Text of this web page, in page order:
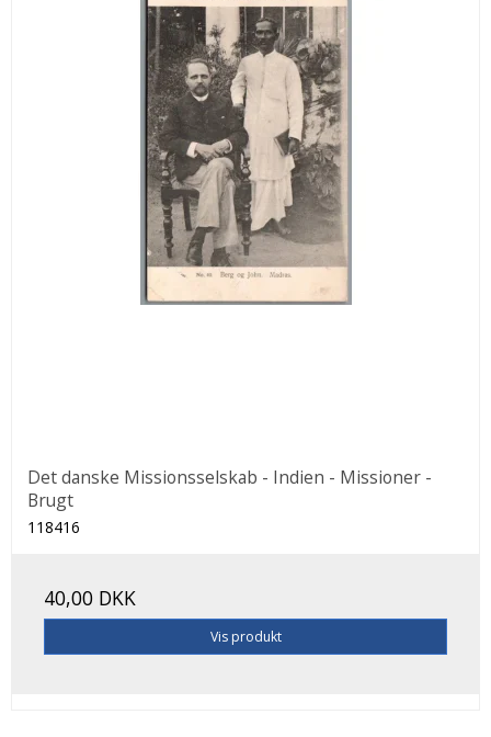
Det danske Missionsselskab - Indien - Missioner -
Brugt
118416
40,00 DKK
Vis produkt